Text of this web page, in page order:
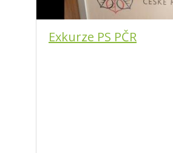
Exkurze PS PČR